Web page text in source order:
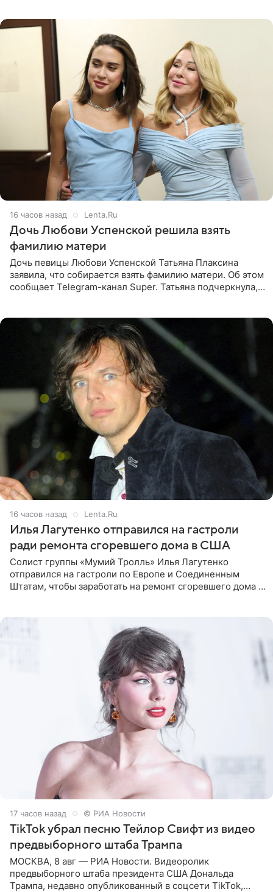
16 часов назад Lenta.Ru
Дочь Любови Успенской решила взять
фамилию матери
Дочь певицы Любови Успенской Татьяна Плаксина
заявила, что собирается взять фамилию матери. Об этом
сообщает Telegram-канал Super. Татьяна подчеркнула,
16 часов назад Lenta.Ru
Илья Лагутенко отправился на гастроли
ради ремонта сгоревшего дома в США
Солист группы «Мумий Тролль» Илья Лагутенко
отправился на гастроли по Европе и Соединенным
Штатам, чтобы заработать на ремонт сгоревшего дома в
17 часов назад © РИА Новости
TikTok убрал песню Тейлор Свифт из видео
предвыборного штаба Трампа
МОСКВА, 8 авг — РИА Новости. Видеоролик
предвыборного штаба президента США Дональда
Трампа, недавно опубликованный в соцсети TikTok,